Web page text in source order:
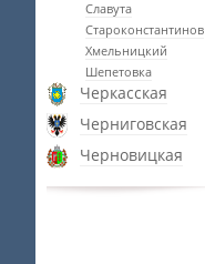
Славута
Староконстантинов
Хмельницкий
Шепетовка
Черкасская
Черниговская
Черновицкая